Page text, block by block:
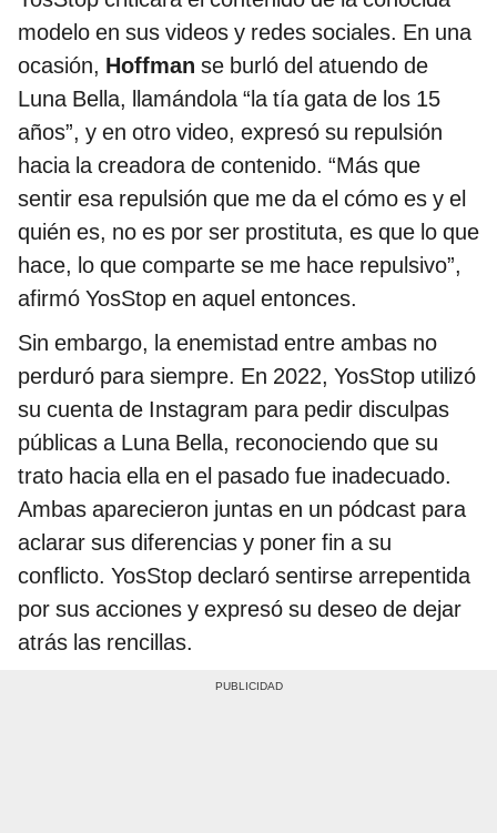
modelo en sus videos y redes sociales. En una
ocasión, Hoffman se burló del atuendo de
Luna Bella, llamándola “la tía gata de los 15
años”, y en otro video, expresó su repulsión
hacia la creadora de contenido. “Más que
sentir esa repulsión que me da el cómo es y el
quién es, no es por ser prostituta, es que lo que
hace, lo que comparte se me hace repulsivo”,
afirmó YosStop en aquel entonces.
Sin embargo, la enemistad entre ambas no
perduró para siempre. En 2022, YosStop utilizó
su cuenta de Instagram para pedir disculpas
públicas a Luna Bella, reconociendo que su
trato hacia ella en el pasado fue inadecuado.
Ambas aparecieron juntas en un pódcast para
aclarar sus diferencias y poner fin a su
conflicto. YosStop declaró sentirse arrepentida
por sus acciones y expresó su deseo de dejar
atrás las rencillas.